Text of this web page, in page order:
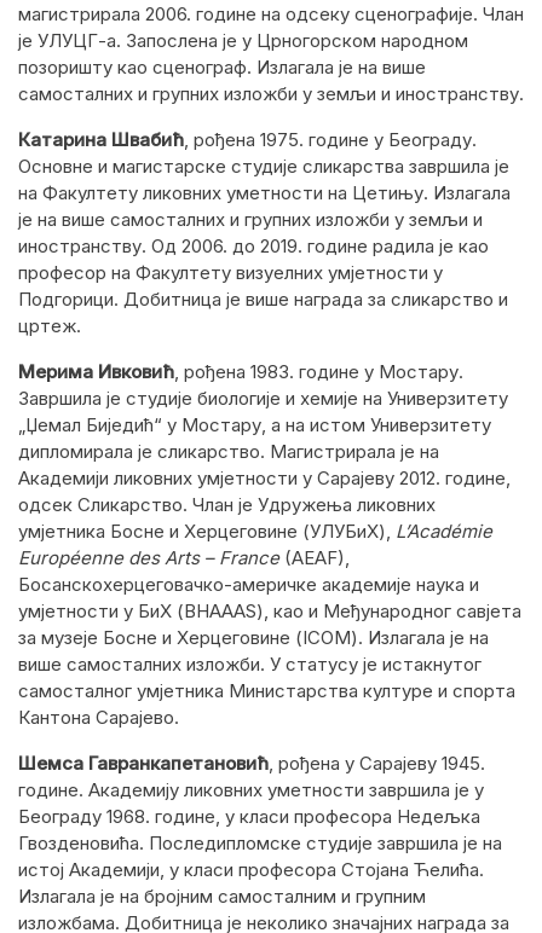
магистрирала 2006. године на одсеку сценографије. Члан
је УЛУЦГ-а. Запослена је у Црногорском народном
позоришту као сценограф. Излагала је на више
самосталних и групних изложби у земљи и иностранству.
Катарина Швабић, рођена 1975. године у Београду.
Основне и магистарске студије сликарства завршила је
на Факултету ликовних уметности на Цетињу. Излагала
је на више самосталних и групних изложби у земљи и
иностранству. Од 2006. до 2019. године радила је као
професор на Факултету визуелних умјетности у
Подгорици. Добитница је више награда за сликарство и
цртеж.
Мерима Ивковић, рођена 1983. године у Мостару.
Завршила је студије биологије и хемије на Универзитету
„Џемал Биједић“ у Мостару, а на истом Универзитету
дипломирала је сликарство. Магистрирала је на
Академији ликовних умјетности у Сарајеву 2012. године,
одсек Сликарство. Члан је Удружења ликовних
умјетника Босне и Херцеговине (УЛУБиХ), L’Académie
Européenne des Arts – France(AEAF),
Босанскохерцеговачко-америчке академије наука и
умјетности у БиХ (BHAAAS), као и Међународног савјета
за музеје Босне и Херцеговине (ICOM). Излагала је на
више самосталних изложби. У статусу је истакнутог
самосталног умјетника Министарства културе и спорта
Кантона Сарајево.
Шемса Гавранкапетановић, рођена у Сарајеву 1945.
године. Академију ликовних уметности завршила је у
Београду 1968. године, у класи професора Недељка
Гвозденовића. Последипломске студије завршила је на
истој Академији, у класи професора Стојана Ћелића.
Излагала је на бројним самосталним и групним
изложбама. Добитница је неколико значајних награда за